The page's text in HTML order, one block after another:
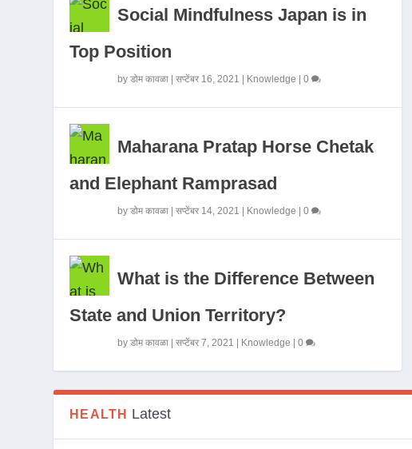
Social Mindfulness Japan is in
Top Position
byडोम कावळा |सप्टेंबर 16, 2021 Knowledge |0
Maharana Pratap Horse Chetak
and Elephant Ramprasad
byडोम कावळा |सप्टेंबर 14, 2021 Knowledge |0
What is the Difference Between
State and Union Territory?
byडोम कावळा |सप्टेंबर 7, 2021 Knowledge |0
HEALTH Latest